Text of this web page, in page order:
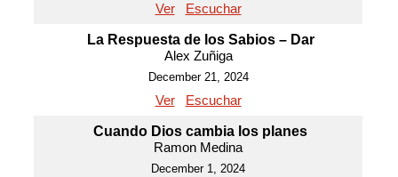
Ver Escuchar
La Respuesta de los Sabios – Dar
Alex Zuñiga
December 21, 2024
Ver Escuchar
Cuando Dios cambia los planes
Ramon Medina
December 1, 2024